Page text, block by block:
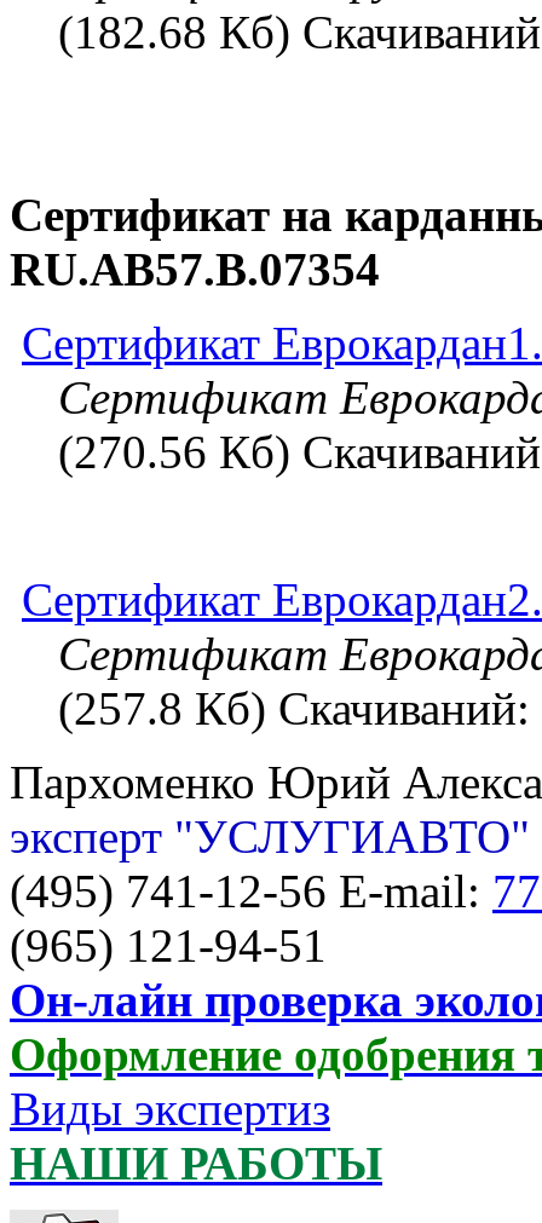
(182.68 Кб)
Сертификат на
RU.АВ57.B.07354
Сертификат
Сертификат
(270.56 Кб)
Сертификат
Сертификат
(257.8 Кб) Скачиваний:
Пархоменко Юрий
эксперт "УСЛУГИАВТО"
(495) 741-12-56 E-mail:
(965) 121-94-51
Он-лайн проверка
Оформление
Виды экспертиз
НАШИ РАБОТЫ